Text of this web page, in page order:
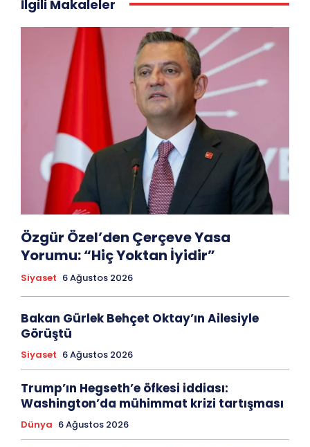
İlgili Makaleler
Özgür Özel’den Çerçeve Yasa
Yorumu: “Hiç Yoktan İyidir”
Siyaset 6 Ağustos 2026
Bakan Gürlek Behçet Oktay’ın Ailesiyle
Görüştü
Siyaset 6 Ağustos 2026
Trump’ın Hegseth’e öfkesi iddiası:
Washington’da mühimmat krizi tartışması
Dünya 6 Ağustos 2026